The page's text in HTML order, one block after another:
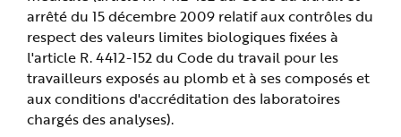
arrêté du 15 décembre 2009 relatif aux contrôles du
respect des valeurs limites biologiques fixées à
l'article R. 4412-152 du Code du travail pour les
travailleurs exposés au plomb et à ses composés et
aux conditions d'accréditation des laboratoires
chargés des analyses).